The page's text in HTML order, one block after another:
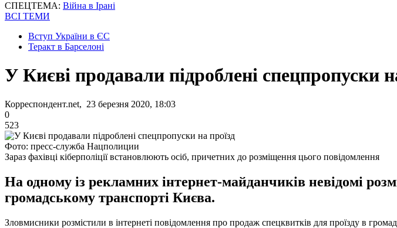
СПЕЦТЕМА: Війна в Ірані
ВСІ ТЕМИ
Вступ України в ЄС
Теракт в Барселоні
У Києві продавали підроблені спецпропуски
Корреспондент.net, 23 березня 2020, 18:03
0
523
Фото: пресс-служба Нацполиции
Зараз фахівці кіберполіції встановлюють осіб, причетних до розміщення цього повідомлення
На одному із рекламних інтернет-майданчиків невідомі
громадському транспорті Києва.
Зловмисники розмістили в інтернеті повідомлення про продаж спецквитків для проїзду в